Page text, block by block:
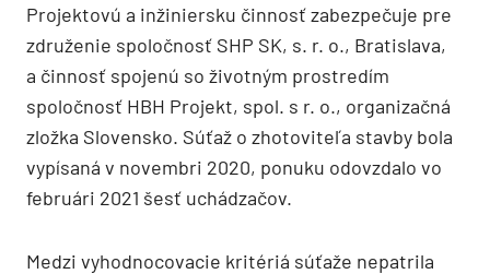
Projektovú a inžiniersku činnosť zabezpečuje pre
združenie spoločnosť SHP SK, s. r. o., Bratislava,
a činnosť spojenú so životným prostredím
spoločnosť HBH Projekt, spol. s r. o., organizačná
zložka Slovensko. Súťaž o zhotoviteľa stavby bola
vypísaná v novembri 2020, ponuku odovzdalo vo
februári 2021 šesť uchádzačov.
Medzi vyhodnocovacie kritériá súťaže nepatrila